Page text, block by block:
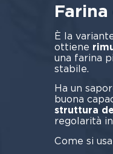
È la
ottiene
una farina
Ha un
buona
struttura
regolarità